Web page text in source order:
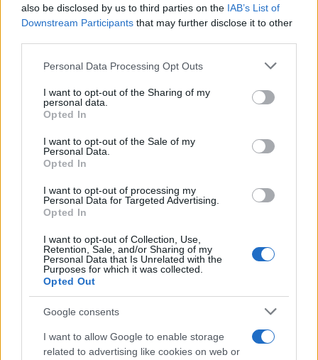
also be disclosed by us to third parties on the IAB’s List of
Downstream Participants that may further disclose it to other
Please note that this website/app uses one or more Google
not limited to your visit or usage behaviour. You may click to
grant or deny consent to Google and its third-party tags to
use your data for below specified purposes in below Google
consent section.
Personal Data Processing Opt Outs
I want to opt-out of the Sharing of my
personal data.
Opted In
I want to opt-out of the Sale of my
Personal Data.
Opted In
I want to opt-out of processing my
Personal Data for Targeted Advertising.
Opted In
I want to opt-out of Collection, Use,
Retention, Sale, and/or Sharing of my
Personal Data that Is Unrelated with the
Purposes for which it was collected.
Opted Out
Google consents
I want to allow Google to enable storage
related to advertising like cookies on web or
strumenti e sfide per mettere alla prova la tua
mente tattica e il tuo spirito d’avventura.
AUTORE
Beatrice Beretta
per la prima volta itinerari durante una notte al
portico di San Luca: da allora coordina
promuove reportage su mobilità sostenibile e
porta con sé una mappa tascabile dei vicoli
bolognesi come talismano professionale.